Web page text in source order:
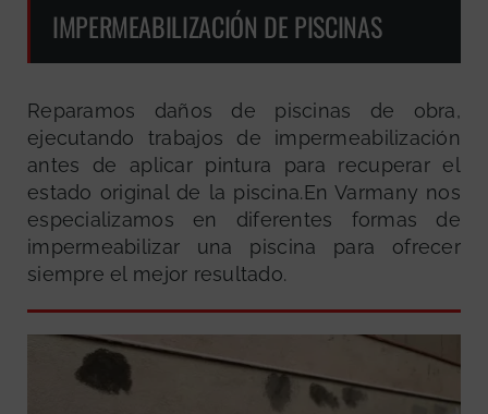
IMPERMEABILIZACIÓN DE PISCINAS
Reparamos daños de piscinas de obra,
ejecutando trabajos de impermeabilización
antes de aplicar pintura para recuperar el
estado original de la piscina.En Varmany nos
especializamos en diferentes formas de
impermeabilizar una piscina para ofrecer
siempre el mejor resultado.